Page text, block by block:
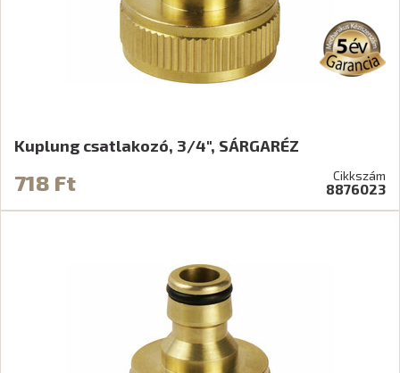
Kuplung csatlakozó, 3/4", SÁRGARÉZ
718 Ft Cikkszám
8876023